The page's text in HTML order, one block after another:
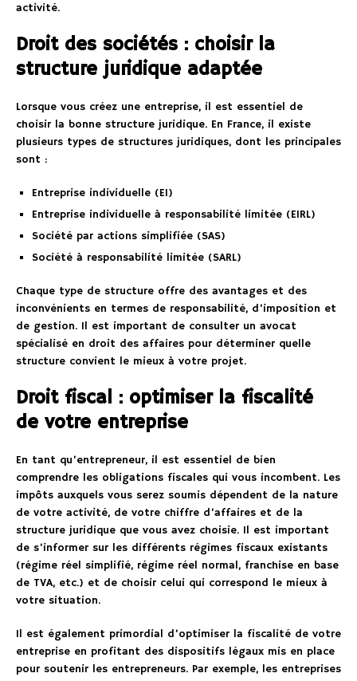
activité.
Droit des sociétés : choisir la
structure juridique adaptée
Lorsque vous créez une entreprise, il est essentiel de
choisir la bonne structure juridique. En France, il existe
plusieurs types de structures juridiques, dont les principales
sont :
Entreprise individuelle (EI)
Entreprise individuelle à responsabilité limitée (EIRL)
Société par actions simplifiée (SAS)
Société à responsabilité limitée (SARL)
Chaque type de structure offre des avantages et des
inconvénients en termes de responsabilité, d’imposition et
de gestion. Il est important de consulter un avocat
spécialisé en droit des affaires pour déterminer quelle
structure convient le mieux à votre projet.
Droit fiscal : optimiser la fiscalité
de votre entreprise
En tant qu’entrepreneur, il est essentiel de bien
comprendre les obligations fiscales qui vous incombent. Les
impôts auxquels vous serez soumis dépendent de la nature
de votre activité, de votre chiffre d’affaires et de la
structure juridique que vous avez choisie. Il est important
de s’informer sur les différents régimes fiscaux existants
(régime réel simplifié, régime réel normal, franchise en base
de TVA, etc.) et de choisir celui qui correspond le mieux à
votre situation.
Il est également primordial d’optimiser la fiscalité de votre
entreprise en profitant des dispositifs légaux mis en place
pour soutenir les entrepreneurs. Par exemple, les entreprises